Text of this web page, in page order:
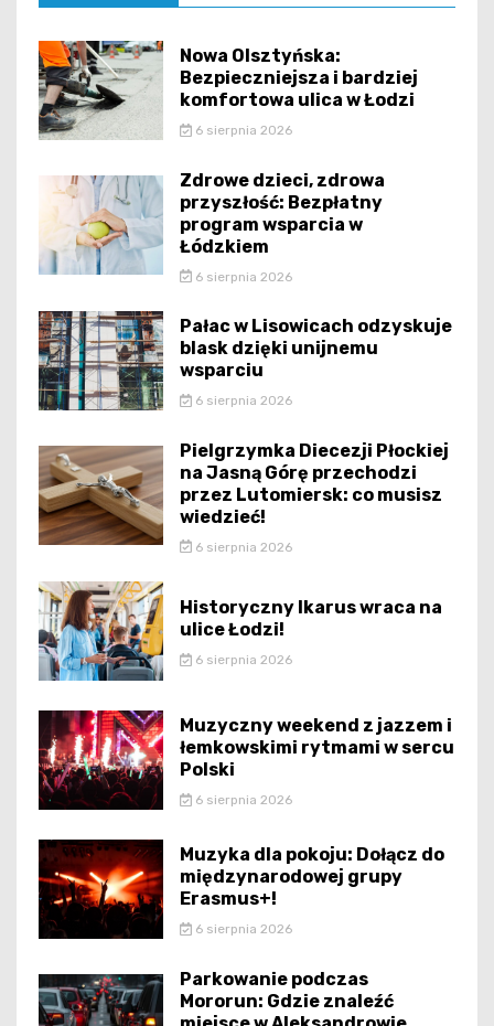
Nowa Olsztyńska:
Bezpieczniejsza i bardziej
komfortowa ulica w Łodzi
6 sierpnia 2026
Zdrowe dzieci, zdrowa
przyszłość: Bezpłatny
program wsparcia w
Łódzkiem
6 sierpnia 2026
Pałac w Lisowicach odzyskuje
blask dzięki unijnemu
wsparciu
6 sierpnia 2026
Pielgrzymka Diecezji Płockiej
na Jasną Górę przechodzi
przez Lutomiersk: co musisz
wiedzieć!
6 sierpnia 2026
Historyczny Ikarus wraca na
ulice Łodzi!
6 sierpnia 2026
Muzyczny weekend z jazzem i
łemkowskimi rytmami w sercu
Polski
6 sierpnia 2026
Muzyka dla pokoju: Dołącz do
międzynarodowej grupy
Erasmus+!
6 sierpnia 2026
Parkowanie podczas
Mororun: Gdzie znaleźć